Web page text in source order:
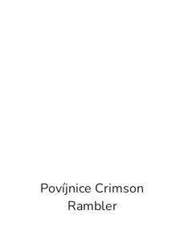
Povíjnice Crimson
Rambler